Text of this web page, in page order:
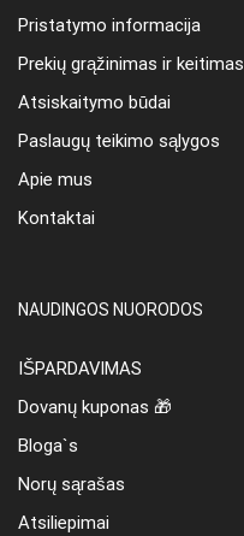
Pristatymo informacija
Prekių grąžinimas ir keitimas
Atsiskaitymo būdai
Paslaugų teikimo sąlygos
Apie mus
Kontaktai
NAUDINGOS NUORODOS
IŠPARDAVIMAS
Dovanų kuponas 🎁
Bloga`s
Norų sąrašas
Atsiliepimai